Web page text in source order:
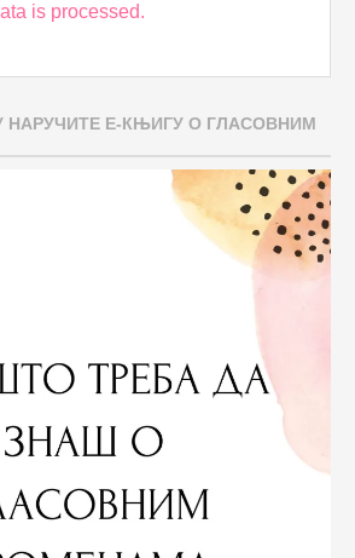
is processed.
НАРУЧИТЕ Е-КЊИГУ О ГЛАСОВНИМ